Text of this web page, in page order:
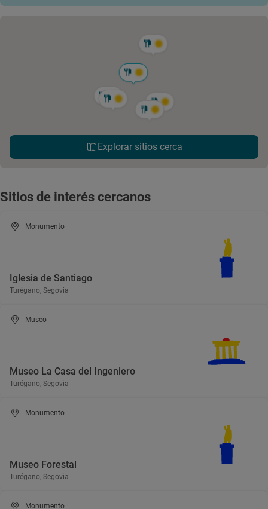
Explorar sitios cerca
Sitios de interés cercanos
Monumento
Iglesia de Santiago
Turégano, Segovia
Museo
Museo La Casa del Ingeniero
Turégano, Segovia
Monumento
Museo Forestal
Turégano, Segovia
Monumento